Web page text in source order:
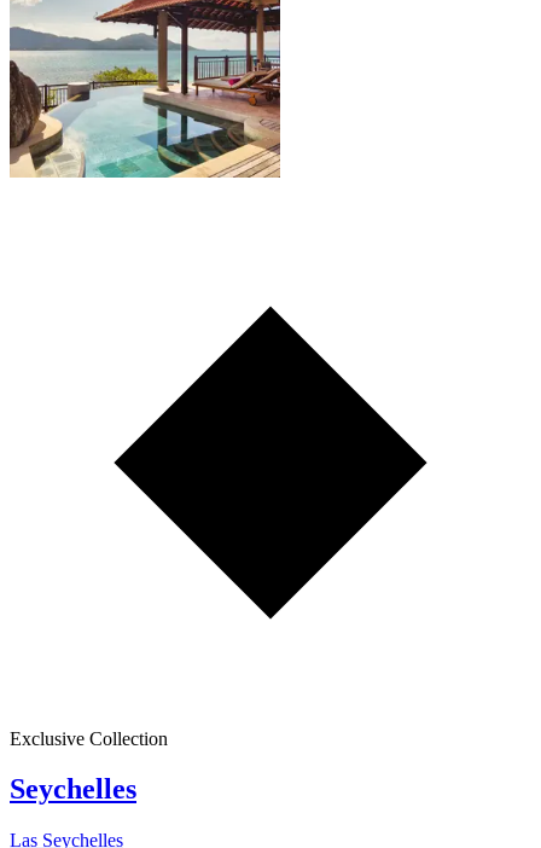
Exclusive Collection
Seychelles
Las Seychelles